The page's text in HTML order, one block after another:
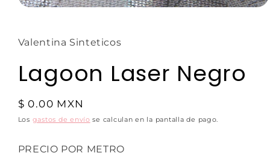
Valentina Sinteticos
Lagoon Laser Negro
$ 0.00 MXN
Los gastos de envío se calculan en la pantalla de pago.
PRECIO POR METRO